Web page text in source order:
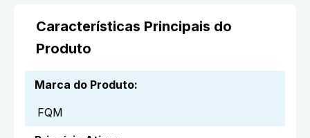
Características Principais do
Produto
Marca do Produto:
FQM